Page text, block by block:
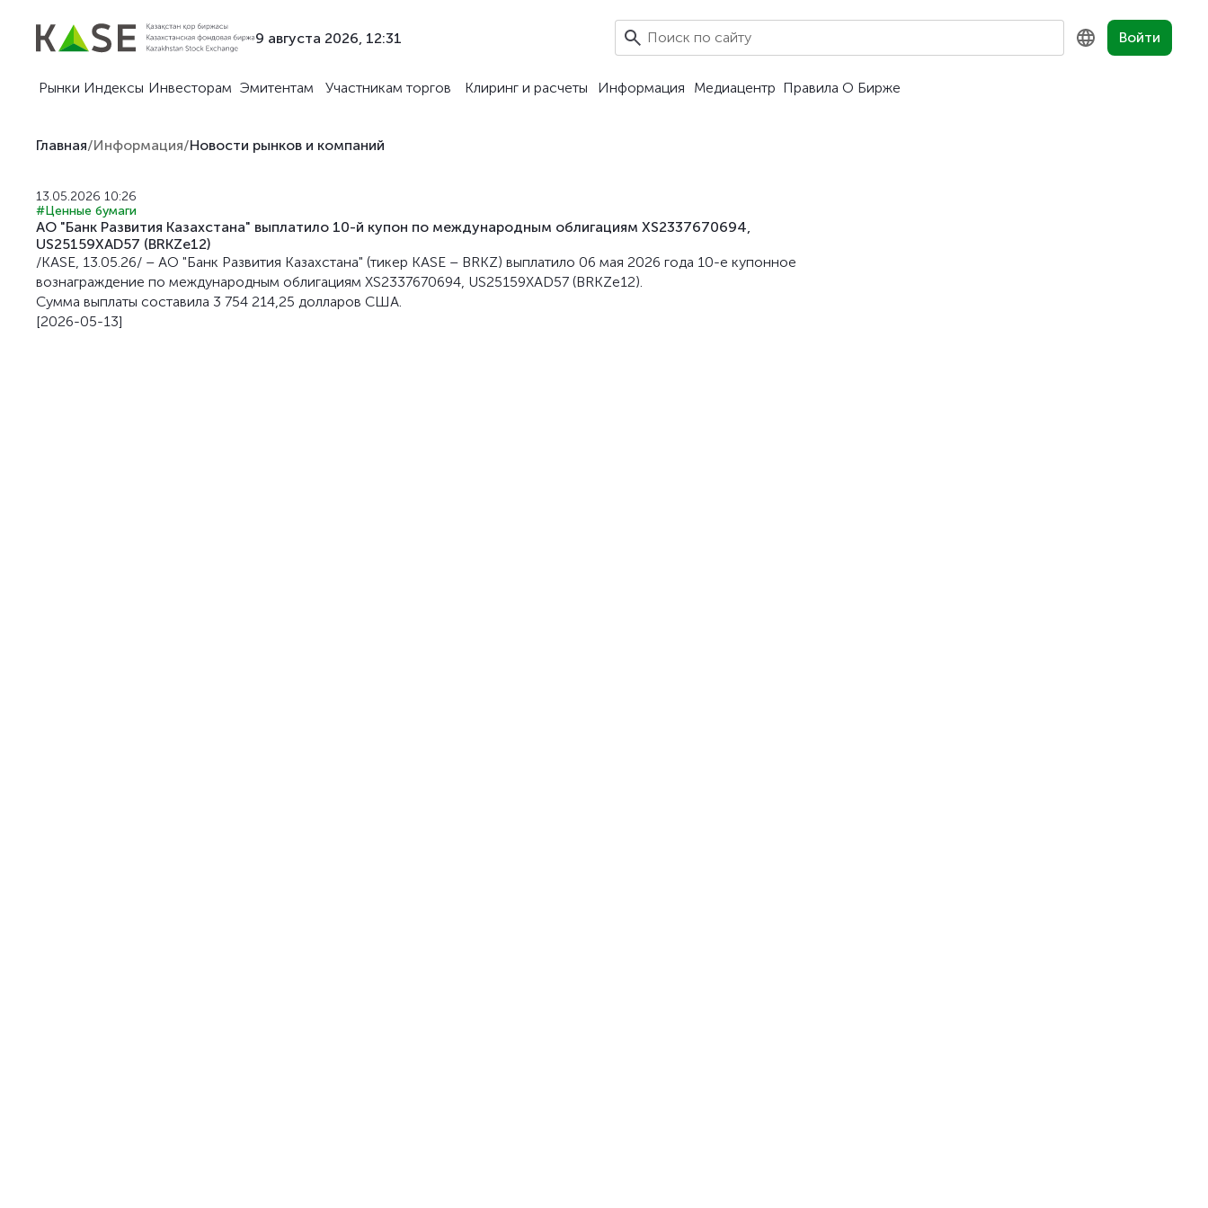
9 августа 2026, 12:31 Войти
Рынки Индексы Инвесторам Эмитентам Участникам торгов Клиринг и расчеты Информация Медиацентр Правила О Бирже
Главная/Информация/Новости рынков и компаний
13.05.2026 10:26
#Ценные бумаги
АО "Банк Развития Казахстана" выплатило 10-й купон по международным облигациям XS2337670694,
US25159XAD57 (BRKZe12)
/KASE, 13.05.26/ – АО "Банк Развития Казахстана" (тикер KASE – BRKZ) выплатило 06 мая 2026 года 10-е купонное
вознаграждение по международным облигациям XS2337670694, US25159XAD57 (BRKZe12).
Сумма выплаты составила 3 754 214,25 долларов США.
[2026-05-13]